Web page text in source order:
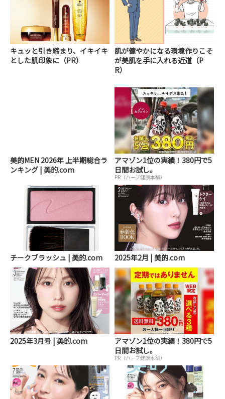
キュッと引き締まり、イキイキ
とした肌印象に（PR）
肌が健やかになる環境作りこそ
が美肌を手に入れる近道（P
R）
美的MEN 2026年 上半期総合ラ
ンキング | 美的.com
アマゾン1位の実績！380円で5
日間お試し。
PR（ハーブ健康本舗）
チークブラッシュ | 美的.com 2025年2月 | 美的.com
2025年3月号 | 美的.com
アマゾン1位の実績！380円で5
日間お試し。
PR（ハーブ健康本舗）